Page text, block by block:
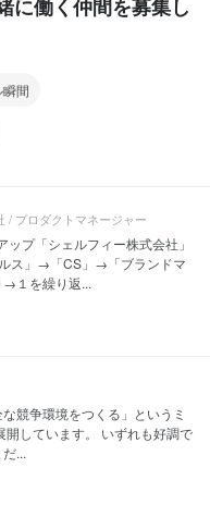
に働く仲間を募集し
間
/ プロダクトマネージャー
プ「シェルフィー株式会社」
ス」→「CS」→「ブランドマ
→１を繰り返...
競争環境をつくる」というミ
開しています。 いずれも好調で
...